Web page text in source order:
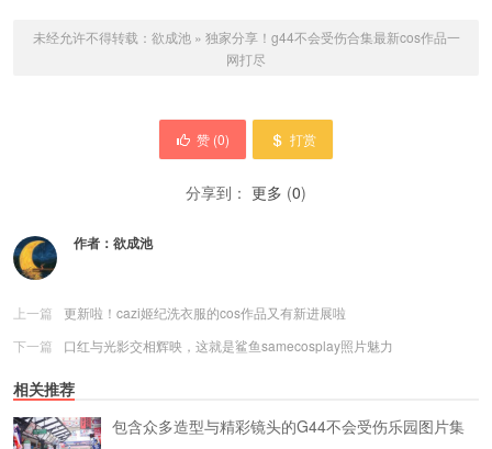
未经允许不得转载： 欲成池» 独家分享！g44不会受伤合集最新cos作品一
网打尽
赞 (0) 打赏
分享到： 更多 (0)
作者： 欲成池
上一篇
更新啦！cazi姬纪洗衣服的cos作品又有新进展啦
下一篇
口红与光影交相辉映，这就是鲨鱼samecosplay照片魅力
相关推荐
包含众多造型与精彩镜头的G44不会受伤乐园图片集